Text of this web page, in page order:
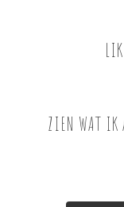
ZIEN WAT IK